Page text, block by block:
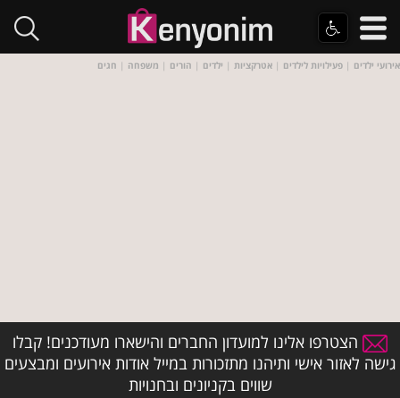
אירועי ילדים | פעילויות לילדים | אטרקציות | ילדים | הורים | משפחה | חגים
הצטרפו אלינו למועדון החברים והישארו מעודכנים! קבלו
גישה לאזור אישי ותיהנו מתזכורות במייל אודות אירועים ומבצעים
שווים בקניונים ובחנויות